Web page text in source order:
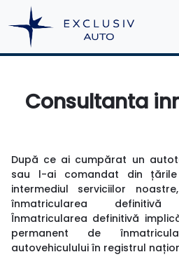
Consultanta
După ce ai cumpărat un
sau l-ai comandat din țările
intermediul serviciilor
înmatricularea
Înmatricularea definitivă
permanent de
autovehiculului în registrul